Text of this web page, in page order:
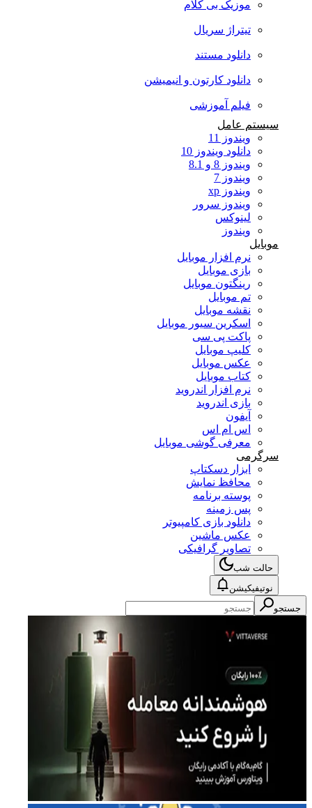
موزیک بی کلام
تیتراژ سریال
دانلود مستند
دانلود کارتون و انیمیشن
فیلم آموزشی
سیستم عامل
ویندوز 11
دانلود ویندوز 10
ویندوز 8 و 8.1
ویندوز 7
ویندوز xp
ویندوز سرور
لینوکس
ویندوز
موبایل
نرم افزار موبایل
بازی موبایل
رینگتون موبایل
تم موبایل
نقشه موبایل
اسکرین سیور موبایل
پاکت پی سی
کلیپ موبایل
عکس موبایل
کتاب موبایل
نرم افزار اندروید
بازی اندروید
آیفون
اس ام اس
معرفی گوشی موبایل
سرگرمی
ابزار دسکتاپ
محافظ نمایش
پوسته برنامه
پس زمینه
دانلود بازی کامپیوتر
عکس ماشین
تصاویر گرافیکی
حالت شب
نوتیفیکیشن
جستجو